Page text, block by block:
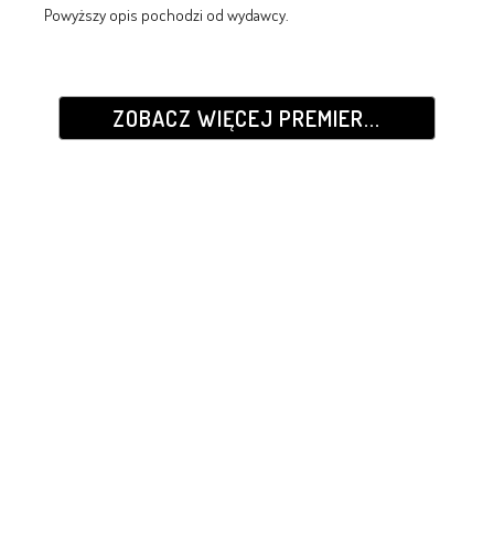
Powyższy opis pochodzi od wydawcy.
ZOBACZ WIĘCEJ PREMIER...